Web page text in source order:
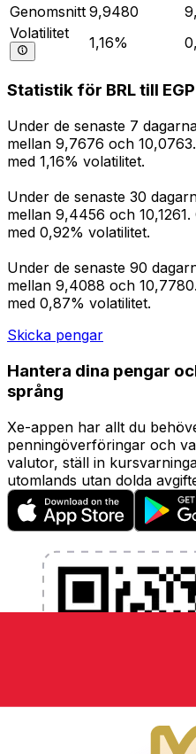
Genomsnitt 9,9480
Volatilitet
1,16%
Statistik för BRL till EGP
Under de senaste 7
mellan 9,7676 och
med 1,16% volatilitet.
Under de senaste 30
mellan 9,4456 och
med 0,92% volatilitet.
Under de senaste 90
mellan 9,4088 och
med 0,87% volatilitet.
Skicka pengar
Hantera dina pengar
språng
Xe-appen har allt du
penningöverföringar och
valutor, ställ in
utomlands utan dolda